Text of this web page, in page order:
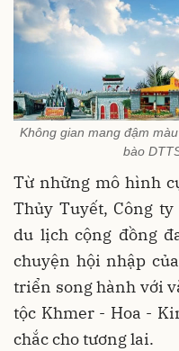
Không gian mang đậm
bào
Từ những mô hình
Thủy Tuyết, Công
du lịch cộng đồng
chuyện hội nhập
triển song hành với
tộc Khmer - Hoa -
chắc cho tương lai.